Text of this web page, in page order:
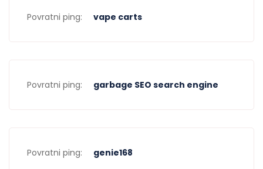
Povratni ping: vape carts
Povratni ping: garbage SEO search engine
Povratni ping: genie168